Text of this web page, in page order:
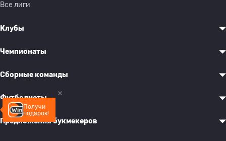
Получи
подарок!
Все лиги
Клубы
Чемпионаты
Сборные команды
Футболисты
Предложения букмекеров